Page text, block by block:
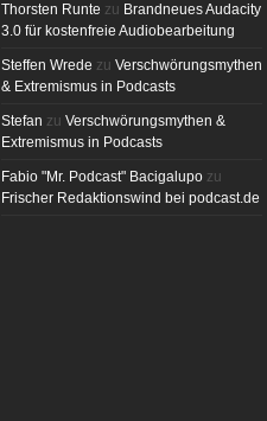
Thorsten Runte zu Brandneues Audacity
3.0 für kostenfreie Audiobearbeitung
Steffen Wrede zu Verschwörungsmythen
& Extremismus in Podcasts
Stefan zu Verschwörungsmythen &
Extremismus in Podcasts
Fabio "Mr. Podcast" Bacigalupo zu
Frischer Redaktionswind bei podcast.de